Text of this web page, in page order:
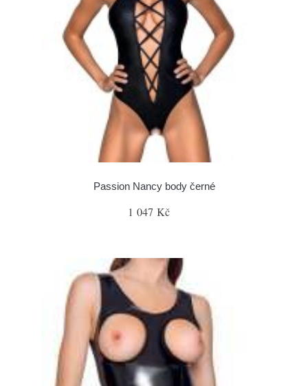
Passion Nancy body černé
1 047 Kč